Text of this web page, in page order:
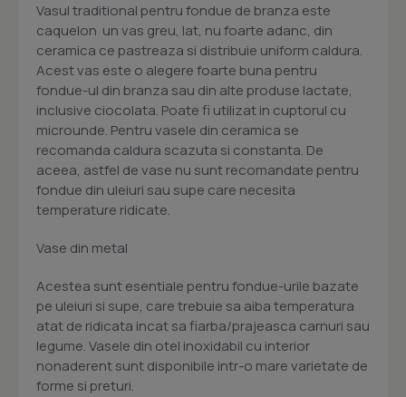
Vasul traditional pentru fondue de branza este
caquelon  un vas greu, lat, nu foarte adanc, din
ceramica ce pastreaza si distribuie uniform caldura.
Acest vas este o alegere foarte buna pentru
fondue-ul din branza sau din alte produse lactate,
inclusive ciocolata. Poate fi utilizat in cuptorul cu
microunde. Pentru vasele din ceramica se
recomanda caldura scazuta si constanta. De
aceea, astfel de vase nu sunt recomandate pentru
fondue din uleiuri sau supe care necesita
temperature ridicate.
Vase din metal
Acestea sunt esentiale pentru fondue-urile bazate
pe uleiuri si supe, care trebuie sa aiba temperatura
atat de ridicata incat sa fiarba/prajeasca carnuri sau
legume. Vasele din otel inoxidabil cu interior
nonaderent sunt disponibile intr-o mare varietate de
forme si preturi.